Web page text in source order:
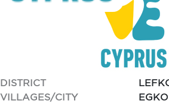
DISTRICT
VILLAGES/CITY